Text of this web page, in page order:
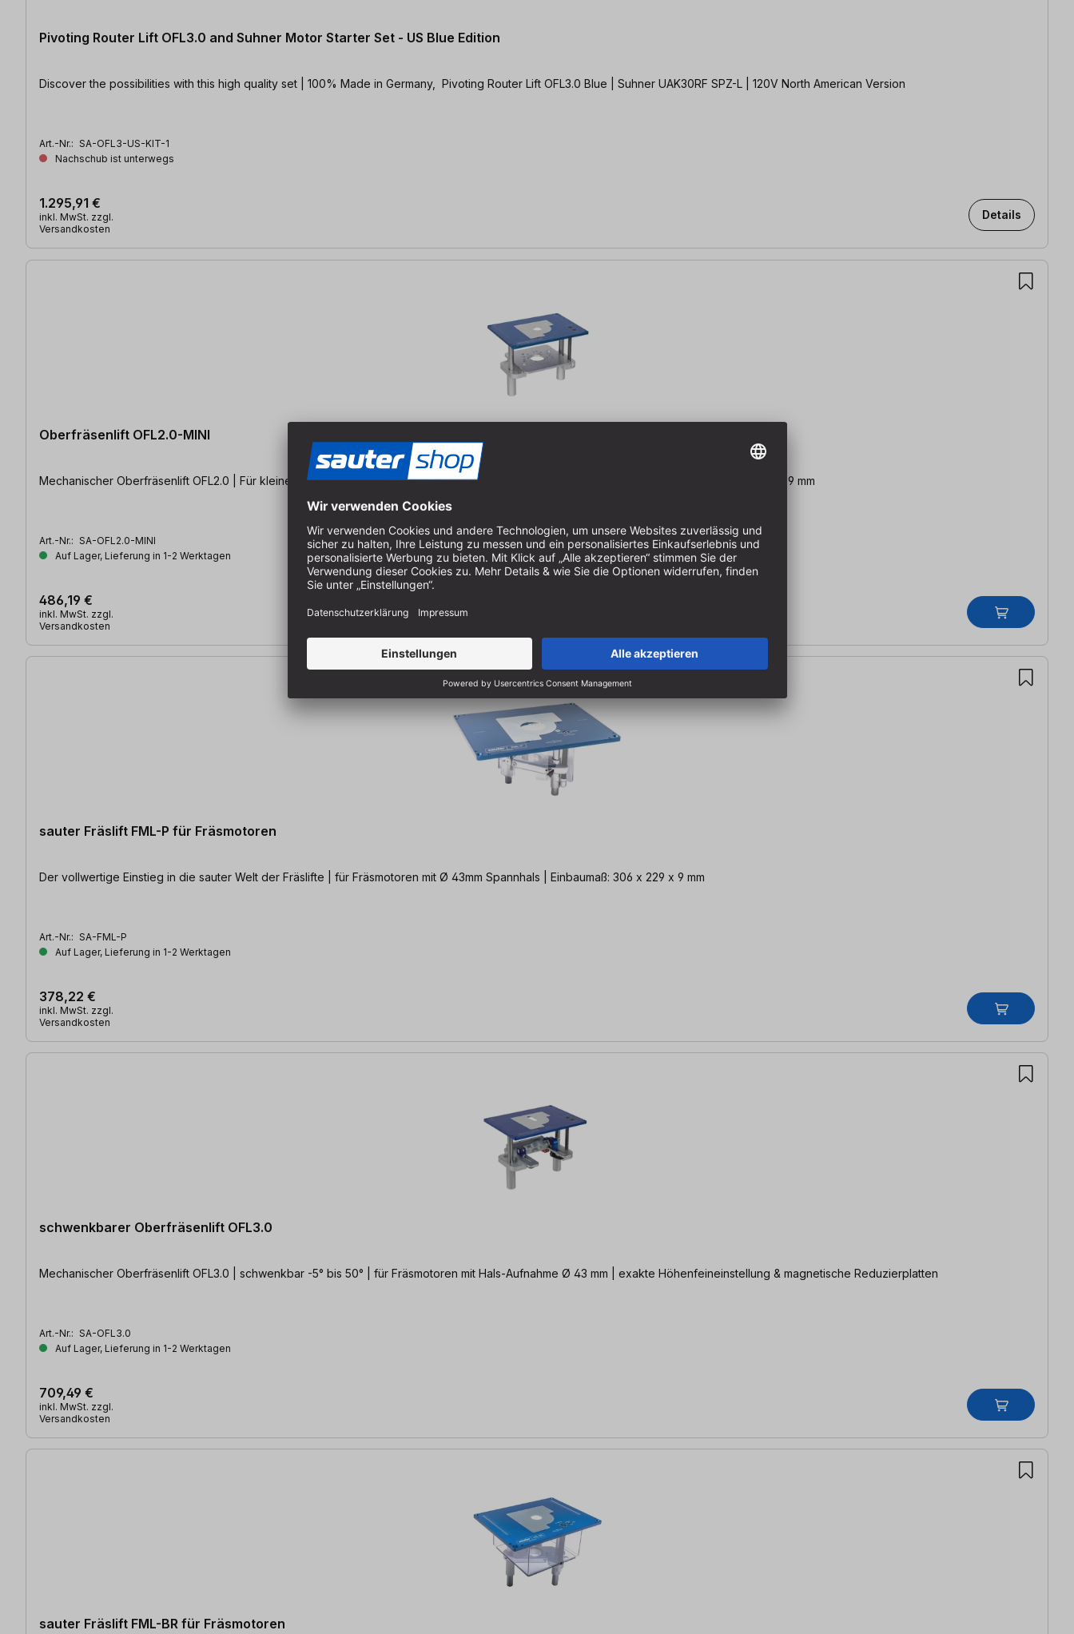
Pivoting Router Lift OFL3.0 and Suhner Motor Starter Set - US Blue Edition
Discover the possibilities with this high quality set | 100% Made in Germany, Pivoting Router Lift OFL3.0 Blue | Suhner UAK30RF SPZ-L | 120V North American Version
Art.-Nr.: SA-OFL3-US-KIT-1
Nachschub ist unterwegs
1.295,91 €
inkl. MwSt. zzgl.
Versandkosten
Details
Oberfräsenlift OFL2.0-MINI
Mechanischer Oberfräsenlift OFL2.0 | Für kleine Fräsen wie Festool OF 1010, DeWalt, uvm. und den sauter Fräsmotor | Einbaumaß: 306 x 229 x 9 mm
Art.-Nr.: SA-OFL2.0-MINI
Auf Lager, Lieferung in 1-2 Werktagen
486,19 €
inkl. MwSt. zzgl.
Versandkosten
sauter Fräslift FML-P für Fräsmotoren
Der vollwertige Einstieg in die sauter Welt der Fräslifte | für Fräsmotoren mit Ø 43mm Spannhals | Einbaumaß: 306 x 229 x 9 mm
Art.-Nr.: SA-FML-P
Auf Lager, Lieferung in 1-2 Werktagen
378,22 €
inkl. MwSt. zzgl.
Versandkosten
schwenkbarer Oberfräsenlift OFL3.0
Mechanischer Oberfräsenlift OFL3.0 | schwenkbar -5° bis 50° | für Fräsmotoren mit Hals-Aufnahme Ø 43 mm | exakte Höhenfeineinstellung & magnetische Reduzierplatten
Art.-Nr.: SA-OFL3.0
Auf Lager, Lieferung in 1-2 Werktagen
709,49 €
inkl. MwSt. zzgl.
Versandkosten
sauter Fräslift FML-BR für Fräsmotoren